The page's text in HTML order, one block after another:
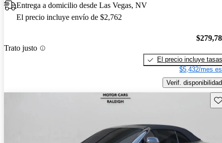
Entrega a domicilio desde Las Vegas, NV
El precio incluye envío de $2,762
Trato justo
El precio incluye tasas
$5,432/mes
Verif. disponibilidad